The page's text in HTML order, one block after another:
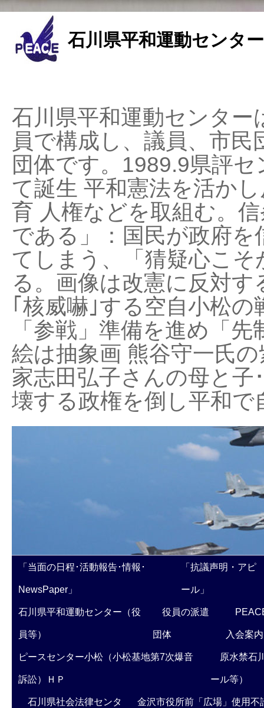
石川県平和運動センタ
石川県平和運動センタ
員で構成し、議員、市
団体です。1989.9県評
て誕生 平和憲法を活か
育 人権などを取組む。
である」：国民が政府
てしまう、「猜疑心こ
る。画像は改憲に反対
｢核威嚇｣する空自小松
「参戦」準備を進め「
絵は抽象画 熊谷守一氏
家志田弘子さんの母と子
壊する政権を倒し平和
「当面の日程･活動報告･情報･
NewsPaper」
「抗議声明・アピ
ール」
石川県平和運動センター（役
員等）
役員の派遣
団体 入会案内
ピースセンター小松（小松基地第7次爆音
訴訟）ＨＰ
原水禁石
ール等）
石川県社会法律センタ 金沢市役所前「広場」使用不